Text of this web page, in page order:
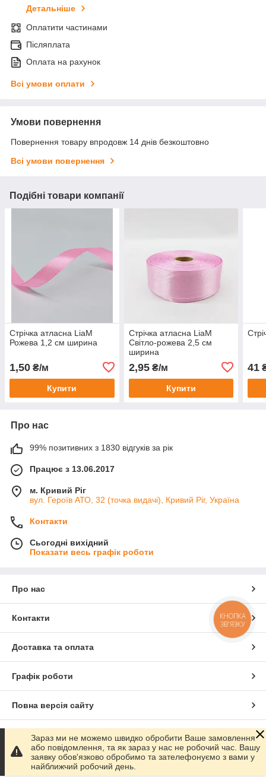
Детальніше
Оплатити частинами
Післяплата
Оплата на рахунок
Всі умови оплати
Умови повернення
Повернення товару впродовж 14 днів безкоштовно
Всі умови повернення
Подібні товари компанії
Стрічка атласна LiaM
Рожева 1,2 см ширина
1,50 ₴/м
Купити
Стрічка атласна LiaM
Світло-рожева 2,5 см
ширина
2,95₴/м
Купити
41
Про нас
99% позитивних з 1830 відгуків за рік
Працює з 13.06.2017
м. Кривий Ріг
вул. Героїв АТО, 32 (точка видачі), Кривий Ріг, Україна
Контакти
Сьогодні вихідний
Показати весь графік роботи
Про нас
Контакти
Доставка та оплата
Графік роботи
Повна версія сайту
Сайт створено на маркетплейсі Prom.ua
Політика конфіденційності
Зараз ми не можемо швидко обробити Ваше замовлення
або повідомлення, та як зараз у нас не робочий час. Вашу
заявку обов'язково обробимо та зателефонуємо з вами у
найближчий робочий день.
КНОПКА
ЗВ'ЯЗКУ